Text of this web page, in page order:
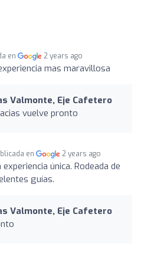
en 2 years ago
mas maravillosa
Valmonte, Eje Cafetero
vuelve pronto
en 2 years ago
experiencia única. Rodeada de
guías.
Valmonte, Eje Cafetero